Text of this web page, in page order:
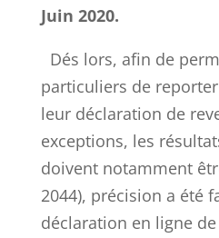
Juin 2020.
Dés lors, afin de
particuliers de
leur déclaration de
exceptions, les
doivent notamment
2044), précision a été
déclaration en ligne